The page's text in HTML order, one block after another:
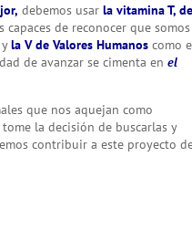
debemos usarla vitamina T, de
capaces de reconocer que
yla V de Valores Humanos como
de avanzar se cimenta enel
que nos aquejan como
la decisión de buscarlas y
contribuir a este proyecto